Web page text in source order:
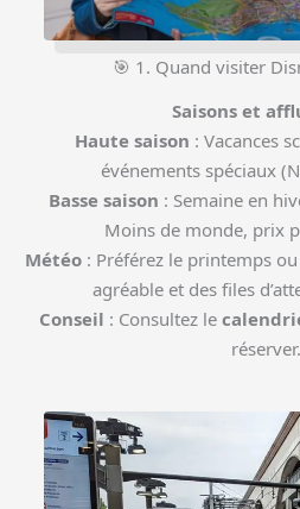
🎯 1. Quand visiter
Saisons et
Haute saison : Vacances
événements spéciaux
Basse saison : Semaine en
Moins de monde, prix
Météo: Préférez le printemps
agréable et des files
Conseil : Consultez le
réserver.